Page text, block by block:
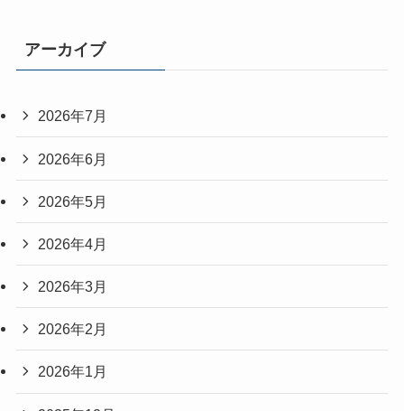
アーカイブ
2026年7月
2026年6月
2026年5月
2026年4月
2026年3月
2026年2月
2026年1月